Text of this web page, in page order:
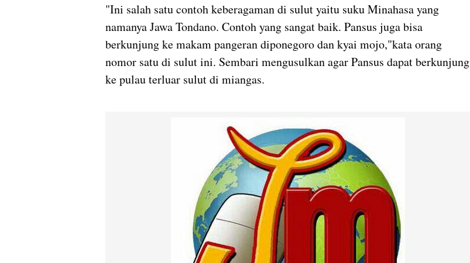
"Ini salah satu contoh keberagaman di sulut yaitu suku Minahasa yang
namanya Jawa Tondano. Contoh yang sangat baik. Pansus juga bisa
berkunjung ke makam pangeran diponegoro dan kyai mojo,"kata orang
nomor satu di sulut ini. Sembari mengusulkan agar Pansus dapat berkunjung
ke pulau terluar sulut di miangas.